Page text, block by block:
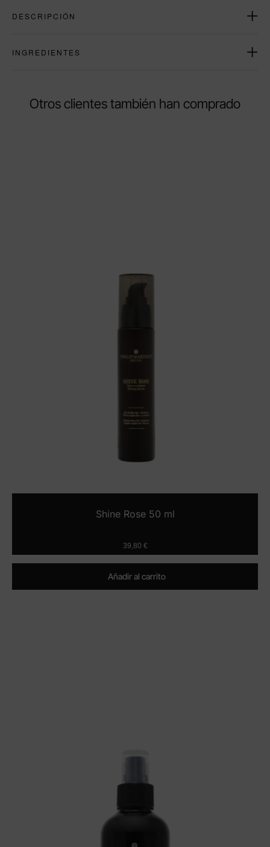
DESCRIPCIÓN
INGREDIENTES
Otros clientes también han comprado
Shine Rose 50 ml
39,80 €
Añadir al carrito